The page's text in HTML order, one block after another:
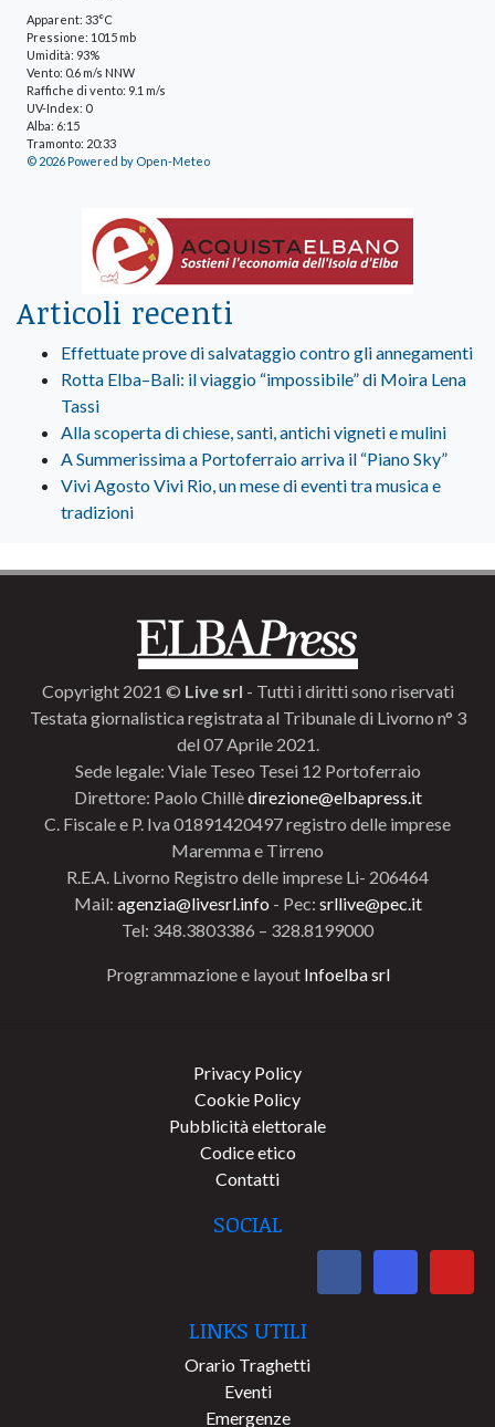
Apparent: 33°C
Pressione: 1015 mb
Umidità: 93%
Vento: 0.6 m/s NNW
Raffiche di vento: 9.1 m/s
UV-Index: 0
Alba: 6:15
Tramonto: 20:33
© 2026 Powered by Open-Meteo
Articoli recenti
Effettuate prove di salvataggio contro gli annegamenti
Rotta Elba–Bali: il viaggio “impossibile” di Moira Lena
Tassi
Alla scoperta di chiese, santi, antichi vigneti e mulini
A Summerissima a Portoferraio arriva il “Piano Sky”
Vivi Agosto Vivi Rio, un mese di eventi tra musica e
tradizioni
Copyright 2021 © Live srl - Tutti i diritti sono riservati
Testata giornalistica registrata al Tribunale di Livorno n° 3
del 07 Aprile 2021.
Sede legale: Viale Teseo Tesei 12 Portoferraio
Direttore: Paolo Chillèdirezione@elbapress.it
C. Fiscale e P. Iva 01891420497 registro delle imprese
Maremma e Tirreno
R.E.A. Livorno Registro delle imprese Li- 206464
Mail: agenzia@livesrl.info - Pec: srllive@pec.it
Tel: 348.3803386 – 328.8199000
Programmazione e layout Infoelba srl
Privacy Policy
Cookie Policy
Pubblicità elettorale
Codice etico
Contatti
SOCIAL
LINKS UTILI
Orario Traghetti
Eventi
Emergenze